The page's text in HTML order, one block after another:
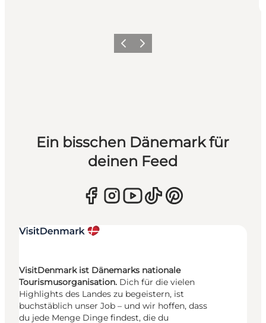
ZurückWeiter
Ein bisschen Dänemark für
deinen Feed
VisitDenmark ist Dänemarks nationale
Tourismusorganisation. Dich für die vielen
Highlights des Landes zu begeistern, ist
buchstäblich unser Job – und wir hoffen, dass
du jede Menge Dinge findest, die du